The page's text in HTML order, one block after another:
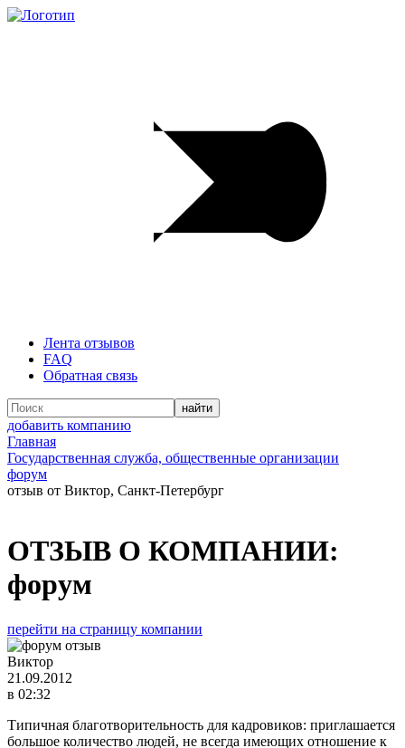
Лента отзывов
FAQ
Обратная связь
добавить компанию
Главная
Государственная служба, общественные организации
форум
отзыв от Виктор, Санкт-Петербург
ОТЗЫВ О КОМПАНИИ:
форум
перейти на страницу компании
Виктор
21.09.2012
в 02:32
Типичная благотворительность для кадровиков: приглашается
большое количество людей, не всегда имеющих отношение к